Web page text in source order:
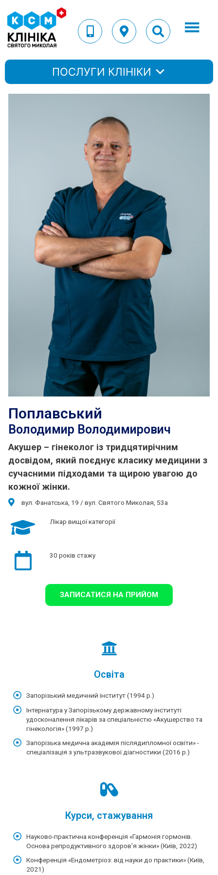
ПОСЛУГИ КЛІНІКИ
Поплавський
Володимир Володимирович
Акушер – гінеколог із тридцятирічним
досвідом, який поєднує класику медицини з
сучасними підходами та щирою увагою до
кожної жінки.
вул. Фанатська, 19 / вул. Святого Миколая, 53а
Лікар вищої категорії
30 років стажу
ЗАПИСАТИСЯ НА ПРИЙОМ
Освіта
Запорізький медичний інститут (1994 р.)
Інтернатура у Запорізькому державному інституті
удосконалення лікарів за спеціальністю «Акушерство та
гінекологія» (1997 р.)
Запорізька медична академія післядипломної освіти» -
спеціалізація з ультразвукової діагностики (2016 р.)
Курси, стажування
Науково-практична конференція «Гармонія гормонів.
Основа репродуктивного здоров'я жінки» (Київ, 2022)
Конференція «Ендометріоз: від науки до практики» (Київ,
2021)